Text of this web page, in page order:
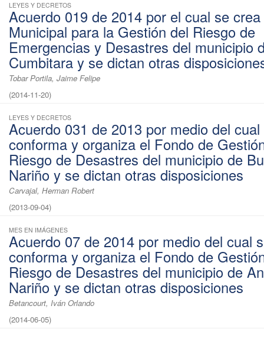
LEYES Y DECRETOS
Acuerdo 019 de 2014 por el cual se
Municipal para la Gestión del Riesgo de
Emergencias y Desastres del municipio
Cumbitara y se dictan otras
Tobar Portila, Jaime Felipe
(2014-11-20)
LEYES Y DECRETOS
Acuerdo 031 de 2013 por medio del
conforma y organiza el Fondo de
Riesgo de Desastres del municipio de
Nariño y se dictan otras disposiciones
Carvajal, Herman Robert
(2013-09-04)
MES EN IMÁGENES
Acuerdo 07 de 2014 por medio del cual
conforma y organiza el Fondo de
Riesgo de Desastres del municipio de
Nariño y se dictan otras disposiciones
Betancourt, Iván Orlando
(2014-06-05)